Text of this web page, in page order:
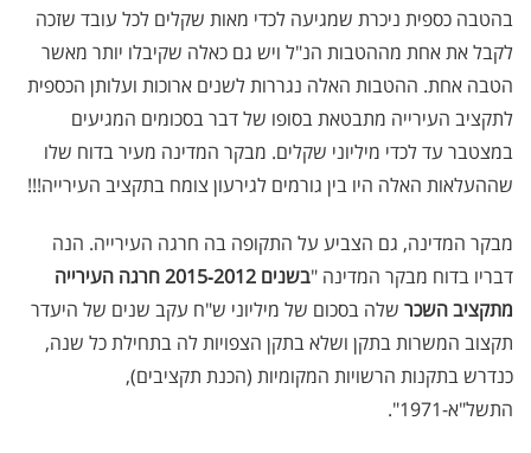
בהטבה כספית ניכרת שמגיעה לכדי מאות שקלים לכל עובד שזכה
לקבל את אחת מההטבות הנ"ל ויש גם כאלה שקיבלו יותר מאשר
הטבה אחת. ההטבות האלה נגררות לשנים ארוכות ועלותן הכספית
לתקציב העירייה מתבטאת בסופו של דבר בסכומים המגיעים
במצטבר עד לכדי מיליוני שקלים. מבקר המדינה מעיר בדוח שלו
שההעלאות האלה היו בין גורמים לגירעון צומח בתקציב העירייה!!!
מבקר המדינה, גם הצביע על התקופה בה חרגה העירייה. הנה
דבריו בדוח מבקר המדינה "בשנים 2012‑2015
חרגה העירייה
מתקציב השכר שלה בסכום של מיליוני ש"ח עקב שנים של היעדר
תקצוב המשרות בתקן ושלא בתקן הצפויות לה בתחילת כל שנה,
כנדרש בתקנות הרשויות המקומיות (הכנת תקציבים),
התשל"א-1971".